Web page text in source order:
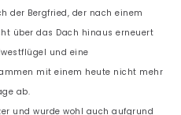
der Bergfried, der nach einem
über das Dach hinaus erneuert
und eine
mit einem heute nicht mehr
ab.
und wurde wohl auch aufgrund